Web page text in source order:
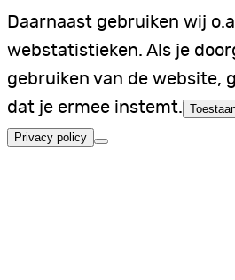
Daarnaast gebruiken wij
webstatistieken. Als je
gebruiken van de website,
dat je ermee instemt.
Privacy policy